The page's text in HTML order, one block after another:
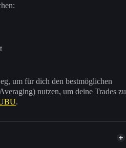
um für dich den bestmöglichen
nutzen, um deine Trades zu
.